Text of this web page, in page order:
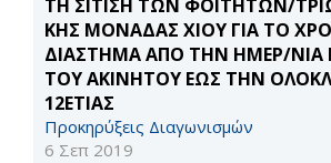
ΤΗ ΣΙΤΙΣΗ ΤΩΝ ΦΟΙΤΗΤΩΝ/
ΚΗΣ ΜΟΝΑΔΑΣ ΧΙΟΥ ΓΙΑ ΤΟ
ΔΙΑΣΤΗΜΑ ΑΠΟ ΤΗΝ ΗΜΕΡ/ΝΙΑ
ΤΟΥ ΑΚΙΝΗΤΟΥ ΕΩΣ ΤΗΝ
12ΕΤΙΑΣ
Προκηρύξεις Διαγωνισμών
6 Σεπ 2019